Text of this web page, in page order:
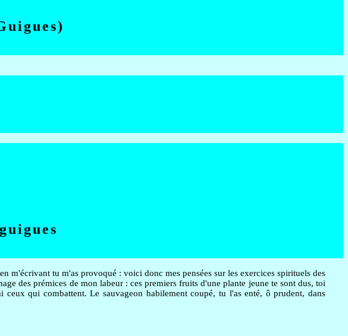
m'écrivant tu m'as provoqué : voici donc mes pensées sur les exercices spirituels des
des prémices de mon labeur : ces premiers fruits d'une plante jeune te sont dus, toi
qui combattent. Le sauvageon habilement coupé, tu l'as enté, ô prudent, dans